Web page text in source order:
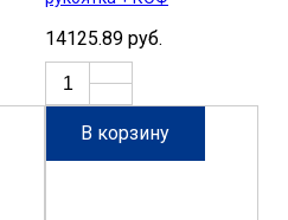
14125.89 руб.
В корзину